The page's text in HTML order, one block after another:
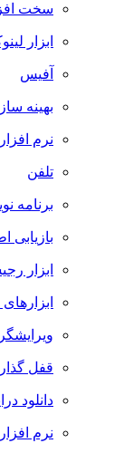
سخت
ابزار
آفیس
بهینه ساز
نرم
تلفن
برنامه
بازیابی
ابزار
قفل گذار
دانلود
نرم